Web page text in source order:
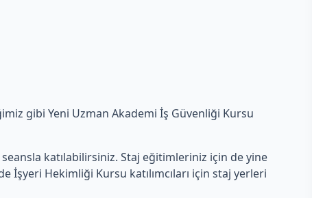
gibi Yeni Uzman Akademi İş Güvenliği Kursu
katılabilirsiniz. Staj eğitimleriniz için de yine
Hekimliği Kursu katılımcıları için staj yerleri